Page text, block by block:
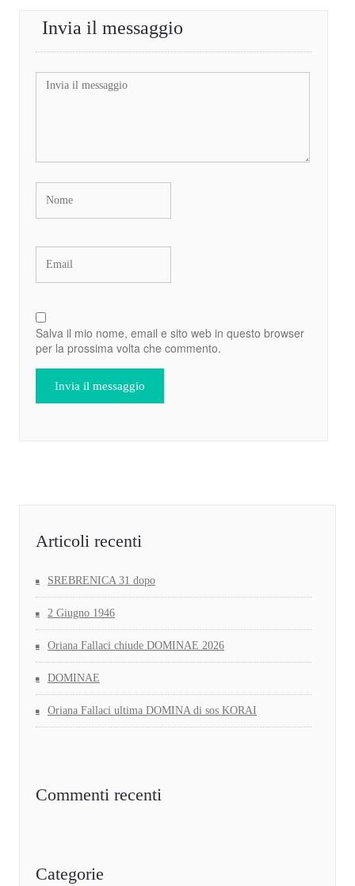
Invia il messaggio
Salva il mio nome, email e sito web in questo browser
per la prossima volta che commento.
Articoli recenti
SREBRENICA 31 dopo
2 Giugno 1946
Oriana Fallaci chiude DOMINAE 2026
DOMINAE
Oriana Fallaci ultima DOMINA di sos KORAI
Commenti recenti
Categorie